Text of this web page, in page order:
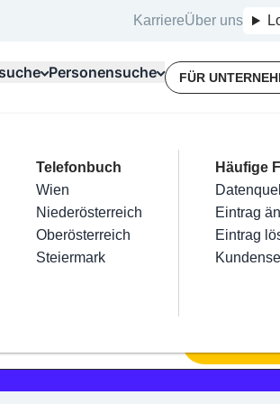
KarriereÜber uns
Kategorien
Friseur
Nägel
Haarentfernung
Make-Up
Für
Terminbuchung
Kostenlose
Top Branchen
Elektriker
Installateure
Maler & Lackierer
Branchen A-Z
Mein
Eintrag
Eintrag
Eintrag
Eintrag
Personensuche
Telefonbuch
Wien
Niederösterreich
Oberösterreich
Steiermark
Häufige
Eintrag
Eintrag
FÜR